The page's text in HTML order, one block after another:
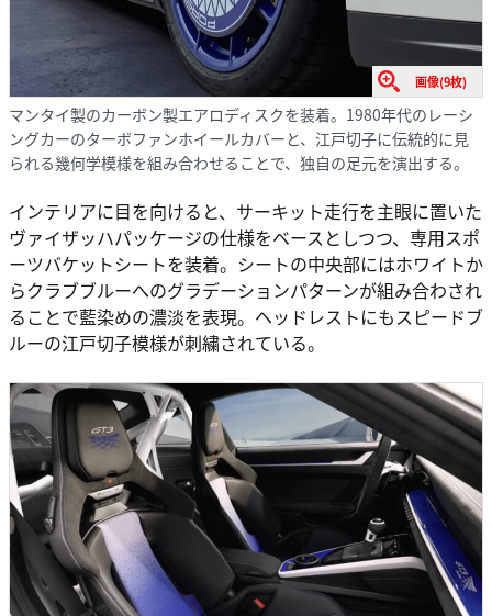
画像(9枚)
マンタイ製のカーボン製エアロディスクを装着。1980年代のレーシ
ングカーのターボファンホイールカバーと、江戸切子に伝統的に見
られる幾何学模様を組み合わせることで、独自の足元を演出する。
インテリアに目を向けると、サーキット走行を主眼に置いた
ヴァイザッハパッケージの仕様をベースとしつつ、専用スポ
ーツバケットシートを装着。シートの中央部にはホワイトか
らクラブブルーへのグラデーションパターンが組み合わされ
ることで藍染めの濃淡を表現。ヘッドレストにもスピードブ
ルーの江戸切子模様が刺繍されている。